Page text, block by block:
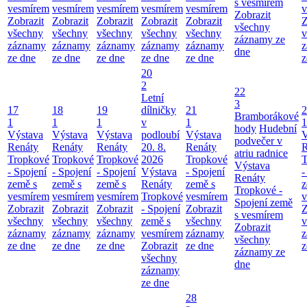
vesmírem
Zobrazit
všechny
záznamy
ze dne
vesmírem
Zobrazit
všechny
záznamy
ze dne
vesmírem
Zobrazit
všechny
záznamy
ze dne
vesmírem
Zobrazit
všechny
záznamy
ze dne
vesmírem
Zobrazit
všechny
záznamy
ze dne
s vesmírem
Zobrazit
všechny
záznamy ze
dne
17
1
Výstava
Renáty
Tropkové
- Spojení
země s
vesmírem
Zobrazit
všechny
záznamy
ze dne
18
1
Výstava
Renáty
Tropkové
- Spojení
země s
vesmírem
Zobrazit
všechny
záznamy
ze dne
19
1
Výstava
Renáty
Tropkové
- Spojení
země s
vesmírem
Zobrazit
všechny
záznamy
ze dne
20
2
Letní
dílničky
v
podloubí
20. 8.
2026
Výstava
Renáty
Tropkové
- Spojení
země s
vesmírem
Zobrazit
všechny
záznamy
ze dne
21
1
Výstava
Renáty
Tropkové
- Spojení
země s
vesmírem
Zobrazit
všechny
záznamy
ze dne
22
3
Bramborákové
hody Hudební
podvečer v
atriu radnice
Výstava
Renáty
Tropkové -
Spojení země
s vesmírem
Zobrazit
všechny
záznamy ze
dne
1
-
28